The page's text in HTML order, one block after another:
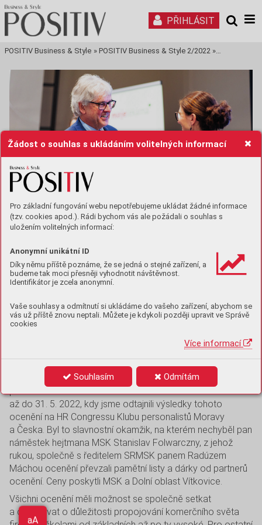
Žádost o souhlas s ukládáním volitelných informací
Pro základní fungování webu nepotřebujeme ukládat žádné informace
(tzv. cookies apod.). Rádi bychom vás ale požádali o souhlas s
uložením volitelných informací:
Anonymní unikátní ID
Díky němu příště poznáme, že se jedná o stejné zařízení, a
budeme tak moci přesněji vyhodnotit návštěvnost.
Identifikátor je zcela anonymní.
Vaše souhlasy a odmítnutí si ukládáme do vašeho zařízení, abychom se
vás už příště znovu neptali. Můžete je kdykoli později upravit ve Správě
cookies
Více informací
Souhlasím Odmítám
PŘIHLÁSIT
POSITIV Business & Style » POSITIV Business & Style 2/2022 » Tisková
School Friendly, slavnostní
předávání cen
Spolupráce firem a škol je hlavním smyslem ocenění
School Friendly. Čtvrtý ročník soutěže, který probíhal v roce
2021, byl zaměřen na spolupráci v náročném období
pandemie a školy i firmy tuto situaci zvládly i v takto
těžkých podmínkách. A právě pokračující pandemie
zabránila tomu, abychom ocenili nominované při slavnostní
příležitosti setkání v loňském roce. A tak nominovaní čekali
až do 31. 5. 2022, kdy jsme odtajnili výsledky tohoto
ocenění na HR Congressu Klubu personalistů Moravy
a Česka. Byl to slavnostní okamžik, na kterém nechyběl pan
náměstek hejtmana MSK Stanislav Folwarczny, z jehož
rukou, společně s ředitelem SRMSK panem Radúzem
Máchou ocenění převzali pamětní listy a dárky od partnerů
ocenění. Ceny poskytli MSK a Dolní oblast Vítkovice.
Všichni ocenění měli možnost se společně setkat
a diskutovat o důležitosti propojování komerčního světa